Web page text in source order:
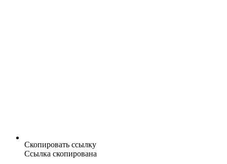
Скопировать ссылку
Ссылка скопирована